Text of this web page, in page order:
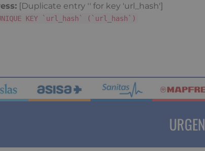
[Duplicate entry '' for key 'url_hash']
KEY `url_hash` (`url_hash`)
URGEN